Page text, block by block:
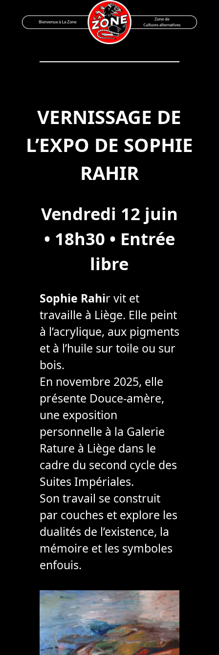
to
Bienvenue à La Zone
Zone de Cultures Alternatives
VERNISSAGE DE
L’EXPO DE SOPHIE
RAHIR
Vendredi 12 juin
• 18h30 • Entrée
libre
Sophie Rahir vit et
travaille à Liège. Elle peint
à l’acrylique, aux pigments
et à l’huile sur toile ou sur
bois.
En novembre 2025, elle
présente Douce-amère,
une exposition
personnelle à la Galerie
Rature à Liège dans le
cadre du second cycle des
Suites Impériales.
Son travail se construit
par couches et explore les
dualités de l’existence, la
mémoire et les symboles
enfouis.